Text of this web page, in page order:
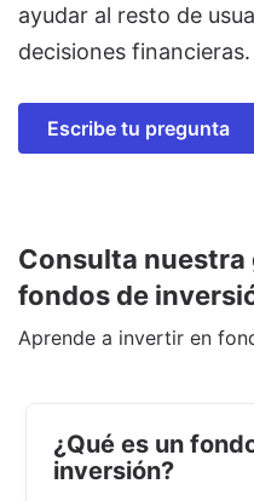
ayudar al resto de
decisiones financieras.
Escribe tu pregunta
Consulta nuestra
fondos de
Aprende a invertir en
¿Qué es un
inversión?